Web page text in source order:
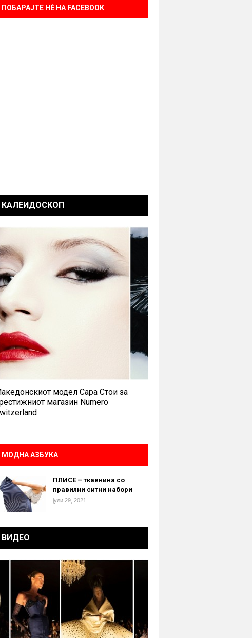
ПОБАРАЈТЕ НÈ НА FACEBOOK
КАЛЕИДОСКОП
модел Сара Стои за
магазин Numero
МОДНА АЗБУКА
ПЛИСЕ – ткаенина со
правилни ситни набори
јули 29, 2021
ВИДЕО